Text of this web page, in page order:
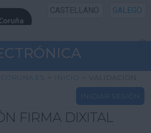
CASTELLANO GALEGO
INICIO SEDE
INICIO
PÚBLICA
CORUNA.ES > INICIO >
VALIDACIÓN
INICIAR SESIÓN
FIRMA DIXITAL